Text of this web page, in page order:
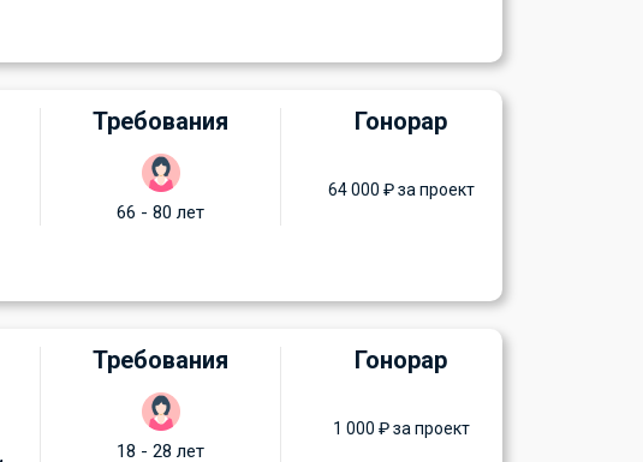
Требования
66 - 80 лет
Гонорар
64 000 ₽ за проект
Требования
18 - 28 лет
Гонорар
1 000 ₽ за проект